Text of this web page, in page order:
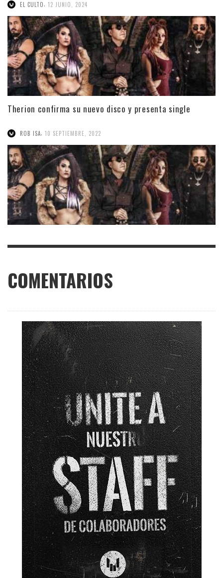
EL CULTO 12 JUNIO, 2024
Therion confirma su nuevo disco y presenta single
ROB ISA 10 SEPTIEMBRE, 2022
COMENTARIOS